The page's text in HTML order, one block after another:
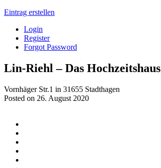
Eintrag erstellen
Login
Register
Forgot Password
Lin-Riehl – Das Hochzeitshaus
Vornhäger Str.1 in 31655 Stadthagen
Posted on 26. August 2020